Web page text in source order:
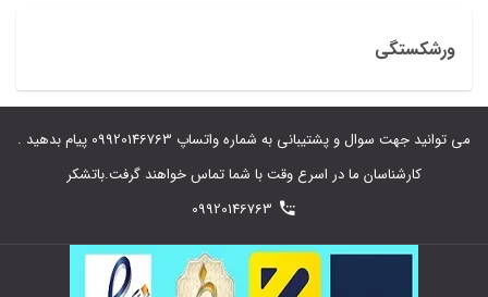
ورشکستگی
می توانید جهت سوال و پشتیبانی به شماره واتساپ 09920146763 پیام بدهید .
کارشناسان ما در اسرع وقت با شما تماس خواهند گرفت.باتشکر
09920146763